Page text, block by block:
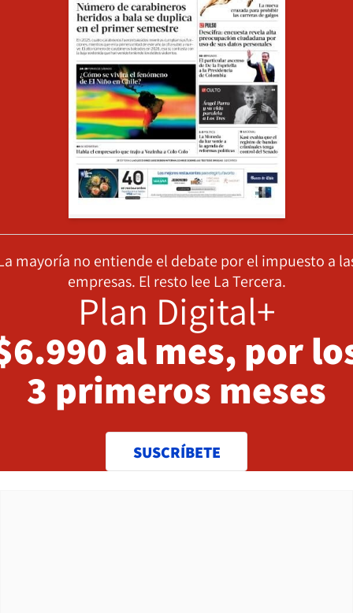
mayoría no entiende el debate por el impuesto a
empresas. El resto lee La Tercera.
Plan Digital+
al mes, por
3 primeros meses
SUSCRÍBETE